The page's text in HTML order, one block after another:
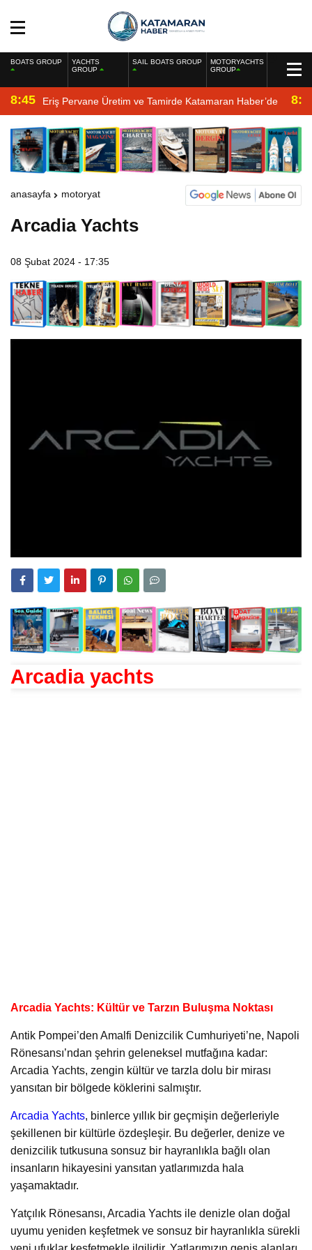
BOATS GROUP
YACHTS
GROUP
SAIL BOATS GROUP
MOTORYACHTS
GROUP
8:45 Eriş Pervane Üretim ve Tamirde Katamaran Haber’de
anasayfa motoryat
Arcadia Yachts
08 Şubat 2024 - 17:35
Arcadia yachts
Arcadia Yachts: Kültür ve Tarzın Buluşma Noktası
Antik Pompei’den Amalfi Denizcilik Cumhuriyeti’ne, Napoli
Rönesansı’ndan şehrin geleneksel mutfağına kadar:
Arcadia Yachts, zengin kültür ve tarzla dolu bir mirası
yansıtan bir bölgede köklerini salmıştır.
Arcadia Yachts, binlerce yıllık bir geçmişin değerleriyle
şekillenen bir kültürle özdeşleşir. Bu değerler, denize ve
denizcilik tutkusuna sonsuz bir hayranlıkla bağlı olan
insanların hikayesini yansıtan yatlarımızda hala
yaşamaktadır.
Yatçılık Rönesansı, Arcadia Yachts ile denizle olan doğal
uyumu yeniden keşfetmek ve sonsuz bir hayranlıkla sürekli